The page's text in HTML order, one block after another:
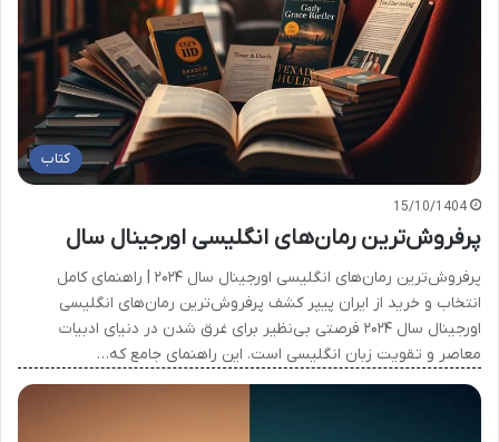
کتاب
15/10/1404
پرفروش‌ترین رمان‌های انگلیسی اورجینال سال
پرفروش‌ترین رمان‌های انگلیسی اورجینال سال ۲۰۲۴ | راهنمای کامل
انتخاب و خرید از ایران پیپر کشف پرفروش‌ترین رمان‌های انگلیسی
اورجینال سال ۲۰۲۴ فرصتی بی‌نظیر برای غرق شدن در دنیای ادبیات
معاصر و تقویت زبان انگلیسی است. این راهنمای جامع که…